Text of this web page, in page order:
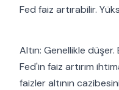
Fed faiz artırabilir.
Altın: Genellikle
Fed'in faiz artırım
faizler altının